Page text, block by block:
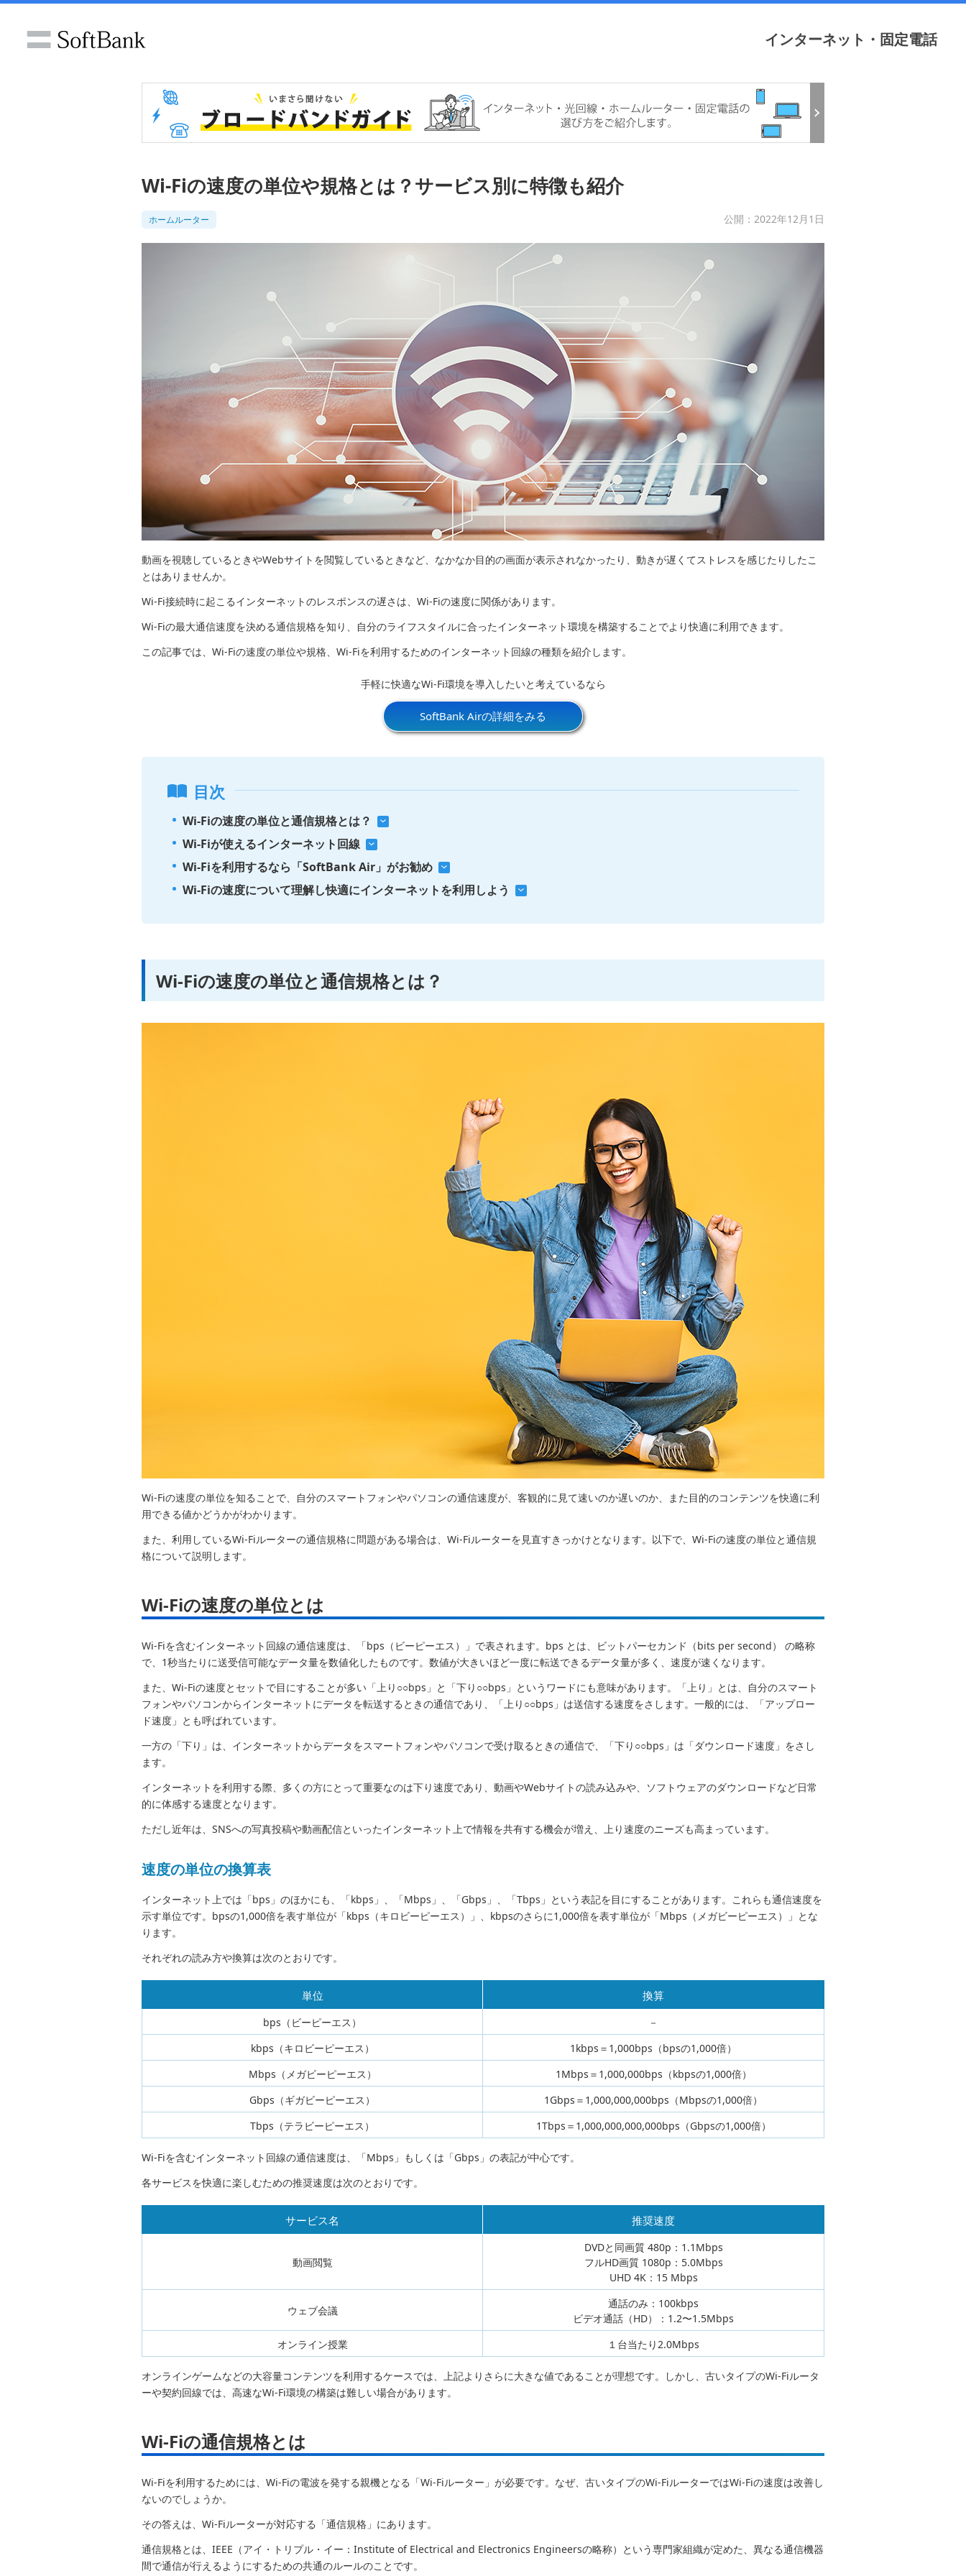
インターネット・固定電話
Wi-Fiの速度の単位や規格とは？サービス別に特徴も紹介
ホームルーター 公開：2022年12月1日
動画を視聴しているときやWebサイトを閲覧しているときなど、なかなか目的の画面が表示されなかったり、動きが遅くてストレスを感じたりしたこ
とはありませんか。
Wi-Fi接続時に起こるインターネットのレスポンスの遅さは、Wi-Fiの速度に関係があります。
Wi-Fiの最大通信速度を決める通信規格を知り、自分のライフスタイルに合ったインターネット環境を構築することでより快適に利用できます。
この記事では、Wi-Fiの速度の単位や規格、Wi-Fiを利用するためのインターネット回線の種類を紹介します。
手軽に快適なWi-Fi環境を導入したいと考えているなら
SoftBank Airの詳細をみる
目次
Wi-Fiの速度の単位と通信規格とは？
Wi-Fiが使えるインターネット回線
Wi-Fiを利用するなら「SoftBank Air」がお勧め
Wi-Fiの速度について理解し快適にインターネットを利用しよう
Wi-Fiの速度の単位と通信規格とは？
Wi-Fiの速度の単位を知ることで、自分のスマートフォンやパソコンの通信速度が、客観的に見て速いのか遅いのか、また目的のコンテンツを快適に利
用できる値かどうかがわかります。
また、利用しているWi-Fiルーターの通信規格に問題がある場合は、Wi-Fiルーターを見直すきっかけとなります。以下で、Wi-Fiの速度の単位と通信規
格について説明します。
Wi-Fiの速度の単位とは
Wi-Fiを含むインターネット回線の通信速度は、「bps（ビーピーエス）」で表されます。bps とは、ビットパーセカンド（bits per second） の略称
で、1秒当たりに送受信可能なデータ量を数値化したものです。数値が大きいほど一度に転送できるデータ量が多く、速度が速くなります。
また、Wi-Fiの速度とセットで目にすることが多い「上り○○bps」と「下り○○bps」というワードにも意味があります。「上り」とは、自分のスマート
フォンやパソコンからインターネットにデータを転送するときの通信であり、「上り○○bps」は送信する速度をさします。一般的には、「アップロー
ド速度」とも呼ばれています。
一方の「下り」は、インターネットからデータをスマートフォンやパソコンで受け取るときの通信で、「下り○○bps」は「ダウンロード速度」をさし
ます。
インターネットを利用する際、多くの方にとって重要なのは下り速度であり、動画やWebサイトの読み込みや、ソフトウェアのダウンロードなど日常
的に体感する速度となります。
ただし近年は、SNSへの写真投稿や動画配信といったインターネット上で情報を共有する機会が増え、上り速度のニーズも高まっています。
速度の単位の換算表
インターネット上では「bps」のほかにも、「kbps」、「Mbps」、「Gbps」、「Tbps」という表記を目にすることがあります。これらも通信速度を
示す単位です。bpsの1,000倍を表す単位が「kbps（キロビーピーエス）」、kbpsのさらに1,000倍を表す単位が「Mbps（メガビーピーエス）」とな
ります。
それぞれの読み方や換算は次のとおりです。
単位 換算
bps（ビーピーエス）
－
kbps（キロビーピーエス）
1kbps＝1,000bps（bpsの1,000倍）
Mbps（メガビーピーエス）
1Mbps＝1,000,000bps（kbpsの1,000倍）
Gbps（ギガビーピーエス）
1Gbps＝1,000,000,000bps（Mbpsの1,000倍）
Tbps（テラビーピーエス）
1Tbps＝1,000,000,000,000bps（Gbpsの1,000倍）
Wi-Fiを含むインターネット回線の通信速度は、「Mbps」もしくは「Gbps」の表記が中心です。
各サービスを快適に楽しむための推奨速度は次のとおりです。
サービス名 推奨速度
動画閲覧
DVDと同画質 480p：1.1Mbps
フルHD画質 1080p：5.0Mbps
UHD 4K：15 Mbps
ウェブ会議
通話のみ：100kbps
ビデオ通話（HD）：1.2〜1.5Mbps
オンライン授業
１台当たり2.0Mbps
オンラインゲームなどの大容量コンテンツを利用するケースでは、上記よりさらに大きな値であることが理想です。しかし、古いタイプのWi-Fiルータ
ーや契約回線では、高速なWi-Fi環境の構築は難しい場合があります。
Wi-Fiの通信規格とは
Wi-Fiを利用するためには、Wi-Fiの電波を発する親機となる「Wi-Fiルーター」が必要です。なぜ、古いタイプのWi-FiルーターではWi-Fiの速度は改善し
ないのでしょうか。
その答えは、Wi-Fiルーターが対応する「通信規格」にあります。
通信規格とは、IEEE（アイ・トリプル・イー：Institute of Electrical and Electronics Engineersの略称）という専門家組織が定めた、異なる通信機器
間で通信が行えるようにするための共通のルールのことです。